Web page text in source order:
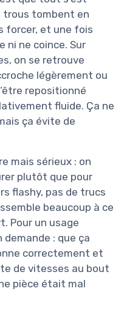
trous tombent en
forcer, et une fois
ni ne coince. Sur
on se retrouve
légèrement ou
repositionné
fluide. Ça ne
ça évite de
mais sérieux : on
plutôt que pour
flashy, pas de trucs
beaucoup à ce
Pour un usage
demande : que ça
correctement et
de vitesses au bout
pièce était mal